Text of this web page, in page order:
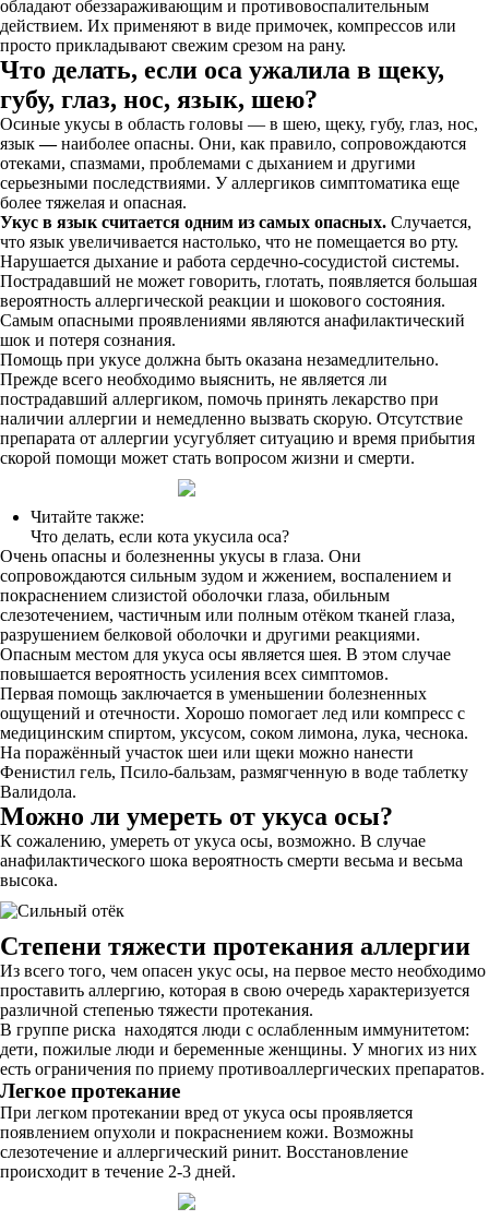
обладают обеззараживающим и противовоспалительным
действием. Их применяют в виде примочек, компрессов или
просто прикладывают свежим срезом на рану.
Что делать, если оса ужалила в щеку,
губу, глаз, нос, язык, шею?
Осиные укусы в область головы — в шею, щеку, губу, глаз, нос,
язык—наиболее опасны. Они, как правило, сопровождаются
отеками, спазмами, проблемами с дыханием и другими
серьезными последствиями. У аллергиков симптоматика еще
более тяжелая и опасная.
Укус в язык считается одним из самых опасных. Случается,
что язык увеличивается настолько, что не помещается во рту.
Нарушается дыхание и работа сердечно-сосудистой системы.
Пострадавший не может говорить, глотать, появляется большая
вероятность аллергической реакции и шокового состояния.
Самым опасными проявлениями являются анафилактический
шок и потеря сознания.
Помощь при укусе должна быть оказана незамедлительно.
Прежде всего необходимо выяснить, не является ли
пострадавший аллергиком, помочь принять лекарство при
наличии аллергии и немедленно вызвать скорую. Отсутствие
препарата от аллергии усугубляет ситуацию и время прибытия
скорой помощи может стать вопросом жизни и смерти.
Читайте также:
Что делать, если кота укусила оса?
Очень опасны и болезненны укусы в глаза. Они
сопровождаются сильным зудом и жжением, воспалением и
покраснением слизистой оболочки глаза, обильным
слезотечением, частичным или полным отёком тканей глаза,
разрушением белковой оболочки и другими реакциями.
Опасным местом для укуса осы является шея. В этом случае
повышается вероятность усиления всех симптомов.
Первая помощь заключается в уменьшении болезненных
ощущений и отечности. Хорошо помогает лед или компресс с
медицинским спиртом, уксусом, соком лимона, лука, чеснока.
На поражённый участок шеи или щеки можно нанести
Фенистил гель, Псило-бальзам, размягченную в воде таблетку
Валидола.
Можно ли умереть от укуса осы?
К сожалению, умереть от укуса осы, возможно. В случае
анафилактического шока вероятность смерти весьма и весьма
высока.
Степени тяжести протекания аллергии
Из всего того, чем опасен укус осы, на первое место необходимо
проставить аллергию, которая в свою очередь характеризуется
различной степенью тяжести протекания.
В группе риска находятся люди с ослабленным иммунитетом:
дети, пожилые люди и беременные женщины. У многих из них
есть ограничения по приему противоаллергических препаратов.
Легкое протекание
При легком протекании вред от укуса осы проявляется
появлением опухоли и покраснением кожи. Возможны
слезотечение и аллергический ринит. Восстановление
происходит в течение 2-3 дней.